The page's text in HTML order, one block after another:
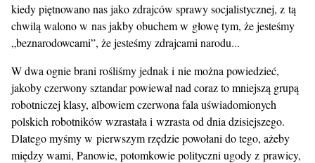
kiedy piętnowano nas jako zdrajców sprawy socjalistycznej, z tą
chwilą walono w nas jakby obuchem w głowę tym, że jesteśmy
„beznarodowcami”, że jesteśmy zdrajcami narodu...
W dwa ognie brani rośliśmy jednak i nie można powiedzieć,
jakoby czerwony sztandar powiewał nad coraz to mniejszą grupą
robotniczej klasy, albowiem czerwona fala uświadomionych
polskich robotników wzrastała i wzrasta od dnia dzisiejszego.
Dlatego myśmy w pierwszym rzędzie powołani do tego, ażeby
między wami, Panowie, potomkowie polityczni ugody z prawicy,